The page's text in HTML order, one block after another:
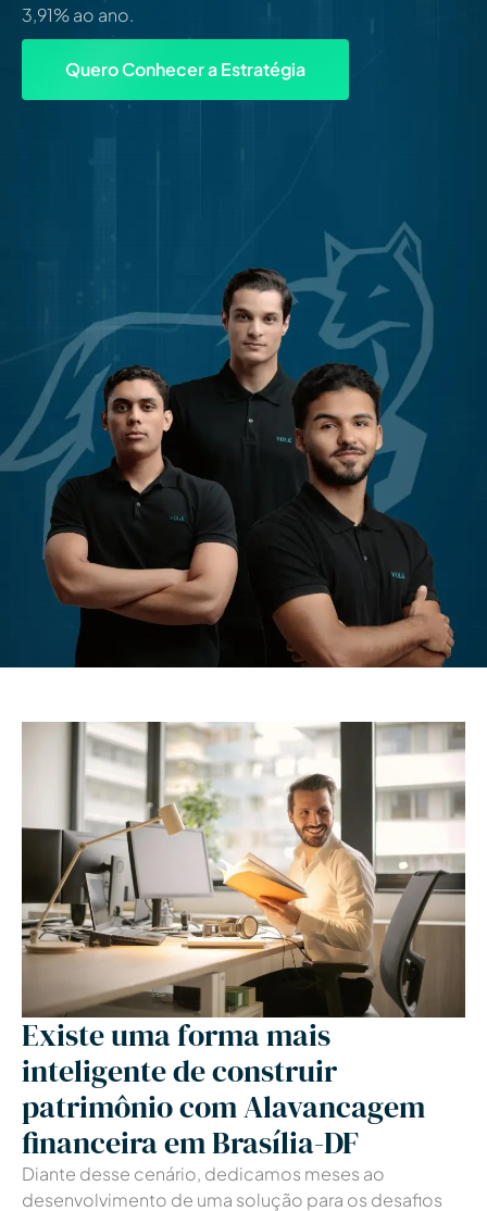
3,91% ao ano.
Quero Conhecer a Estratégia
Existe uma forma mais
inteligente de construir
patrimônio com Alavancagem
financeira em Brasília-DF
Diante desse cenário, dedicamos meses ao
desenvolvimento de uma solução para os desafios